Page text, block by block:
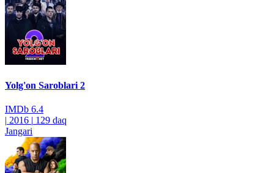
Yolg'on Saroblari 2
IMDb 6.4
| 2016 | 129 daq
Jangari